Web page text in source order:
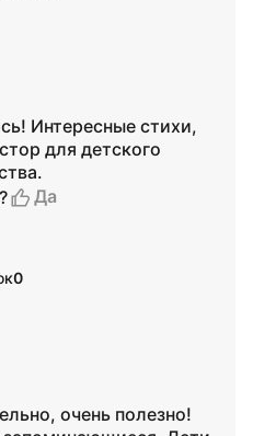
Интересные стихи,
для детского
Да
0
очень полезно!